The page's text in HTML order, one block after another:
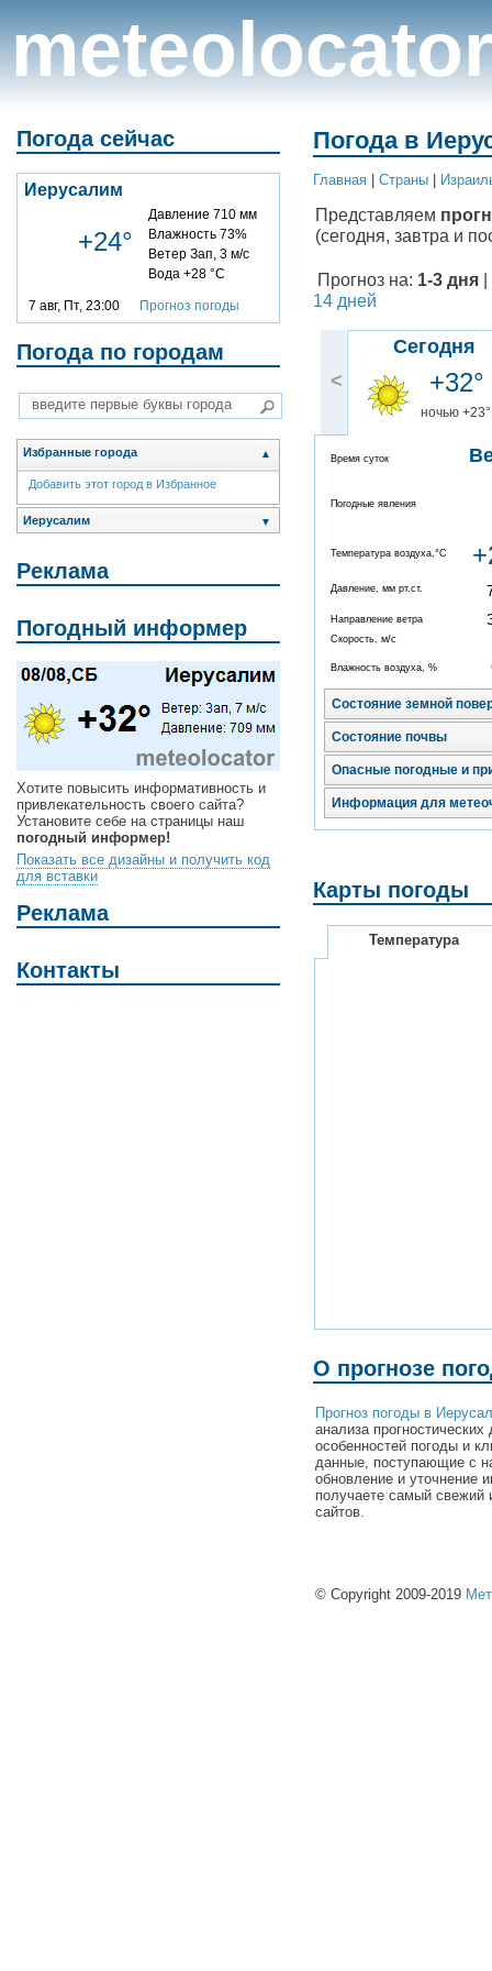
meteolocator
Погода сейчас
Иерусалим
+24°
Давление 710 мм
Влажность 73%
Ветер Зап, 3 м/с
Вода +28 °C
7 авг, Пт, 23:00 Прогноз погоды
Погода по городам
Избранные города ▲
Добавить этот город в Избранное
Иерусалим ▼
Реклама
Погодный информер
Хотите повысить информативность и
привлекательность своего сайта?
Установите себе на страницы наш
погодный информер!
Показать все дизайны и получить код
для вставки
Реклама
Контакты
Погода в
Главная Cтраны
Представляем
(сегодня, завтра и
Прогноз на: 1-3 дня
14 дней
<
Сегодня
+32°
ночью +23°
Время суток
Погодные явления
Температура воздуха,°C
Давление, мм рт.ст.
Направление ветра
Скорость, м/с
Влажность воздуха, %
Состояние земной
Состояние почвы
Опасные погодные и
Информация для
Карты погоды
Температура
О прогнозе
Прогноз погоды в
анализа
особенностей погоды и
данные, поступающие с
обновление и уточнение
получаете самый свежий
сайтов.
© Copyright 2009-2019